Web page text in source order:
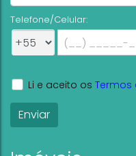
Telefone/Celular:
Li e aceito os Termos